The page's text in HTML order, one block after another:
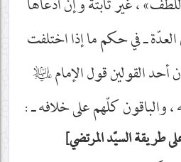
، غير ثابتة وإن ادّعاها
ـ في حكم ما إذا اختلفت
القولين قول الإمامعليه‌السلام
والباقون كلّهم على خلافه ـ :
طريقة السيّد المرتضي